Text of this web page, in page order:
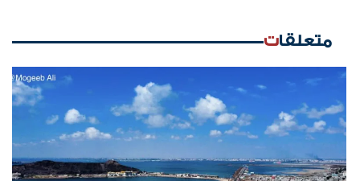
متعلقات